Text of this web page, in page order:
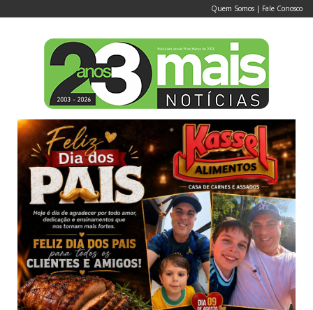
Quem Somos | Fale Conosco